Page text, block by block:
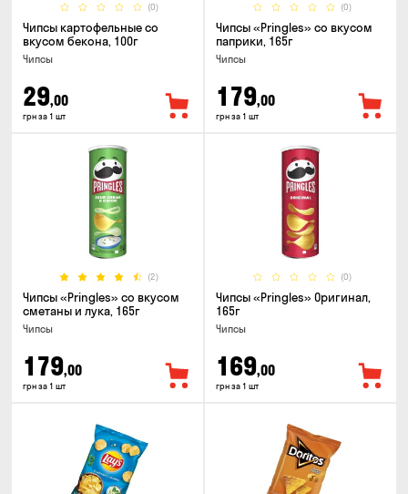
(0)
Чипсы картофельные со
вкусом бекона, 100г
Чипсы
29,00
грн за 1 шт
(0)
Чипсы «Pringles» со вкусом
паприки, 165г
Чипсы
179,00
грн за 1 шт
(2)
Чипсы «Pringles» со вкусом
сметаны и лука, 165г
Чипсы
179,00
грн за 1 шт
(0)
Чипсы «Pringles» Оригинал,
165г
Чипсы
169,00
грн за 1 шт